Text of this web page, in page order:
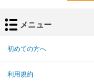
メニュー
初めての方へ
利用規約